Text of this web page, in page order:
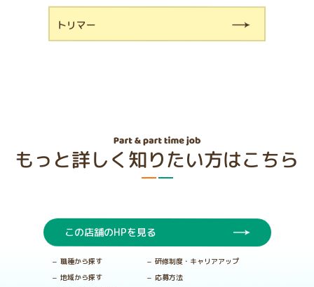
トリマー
もっと詳しく知りたい方はこちら
この店舗のHPを見る
職種から探す
研修制度・キャリアアップ
地域から探す
応募方法